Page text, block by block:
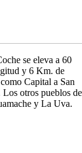
se eleva a 60
y 6 Km. de
Capital a San
otros pueblos de
y La Uva.